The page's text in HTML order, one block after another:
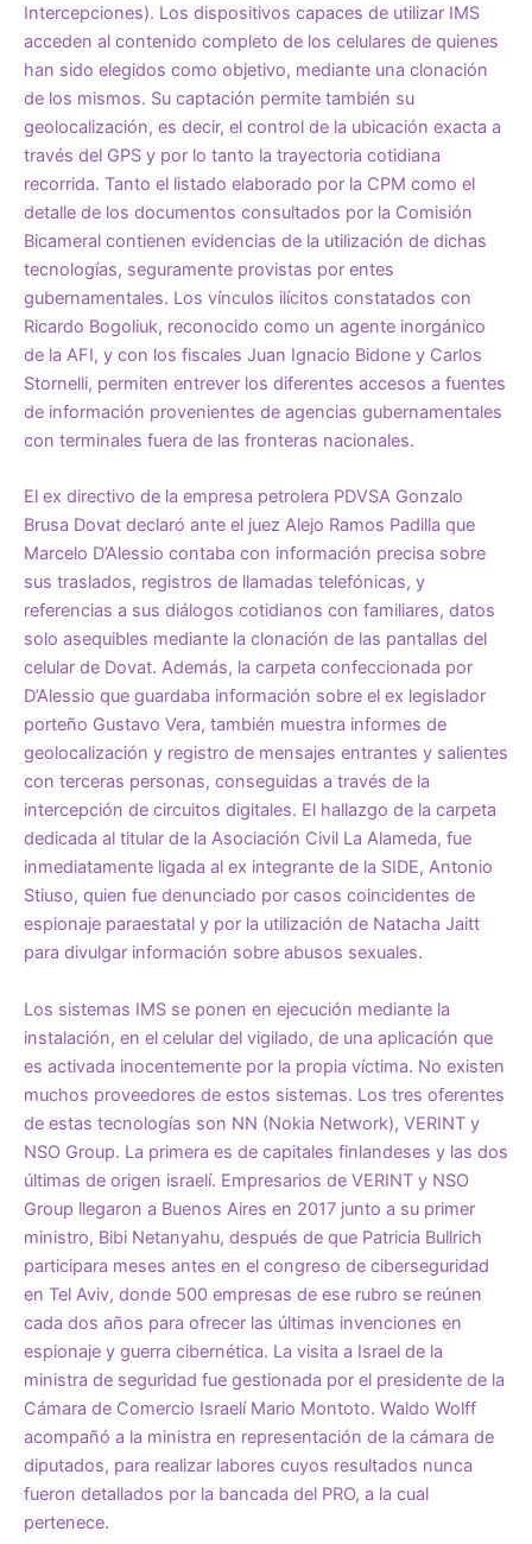
Intercepciones). Los dispositivos capaces de utilizar IMS
acceden al contenido completo de los celulares de quienes
han sido elegidos como objetivo, mediante una clonación
de los mismos. Su captación permite también su
geolocalización, es decir, el control de la ubicación exacta a
través del GPS y por lo tanto la trayectoria cotidiana
recorrida. Tanto el listado elaborado por la CPM como el
detalle de los documentos consultados por la Comisión
Bicameral contienen evidencias de la utilización de dichas
tecnologías, seguramente provistas por entes
gubernamentales. Los vínculos ilícitos constatados con
Ricardo Bogoliuk, reconocido como un agente inorgánico
de la AFI, y con los fiscales Juan Ignacio Bidone y Carlos
Stornelli, permiten entrever los diferentes accesos a fuentes
de información provenientes de agencias gubernamentales
con terminales fuera de las fronteras nacionales.
El ex directivo de la empresa petrolera PDVSA Gonzalo
Brusa Dovat declaró ante el juez Alejo Ramos Padilla que
Marcelo D’Alessio contaba con información precisa sobre
sus traslados, registros de llamadas telefónicas, y
referencias a sus diálogos cotidianos con familiares, datos
solo asequibles mediante la clonación de las pantallas del
celular de Dovat. Además, la carpeta confeccionada por
D’Alessio que guardaba información sobre el ex legislador
porteño Gustavo Vera, también muestra informes de
geolocalización y registro de mensajes entrantes y salientes
con terceras personas, conseguidas a través de la
intercepción de circuitos digitales. El hallazgo de la carpeta
dedicada al titular de la Asociación Civil La Alameda, fue
inmediatamente ligada al ex integrante de la SIDE, Antonio
Stiuso, quien fue denunciado por casos coincidentes de
espionaje paraestatal y por la utilización de Natacha Jaitt
para divulgar información sobre abusos sexuales.
Los sistemas IMS se ponen en ejecución mediante la
instalación, en el celular del vigilado, de una aplicación que
es activada inocentemente por la propia víctima. No existen
muchos proveedores de estos sistemas. Los tres oferentes
de estas tecnologías son NN (Nokia Network), VERINT y
NSO Group. La primera es de capitales finlandeses y las dos
últimas de origen israelí. Empresarios de VERINT y NSO
Group llegaron a Buenos Aires en 2017 junto a su primer
ministro, Bibi Netanyahu, después de que Patricia Bullrich
participara meses antes en el congreso de ciberseguridad
en Tel Aviv, donde 500 empresas de ese rubro se reúnen
cada dos años para ofrecer las últimas invenciones en
espionaje y guerra cibernética. La visita a Israel de la
ministra de seguridad fue gestionada por el presidente de la
Cámara de Comercio Israelí Mario Montoto. Waldo Wolff
acompañó a la ministra en representación de la cámara de
diputados, para realizar labores cuyos resultados nunca
fueron detallados por la bancada del PRO, a la cual
pertenece.